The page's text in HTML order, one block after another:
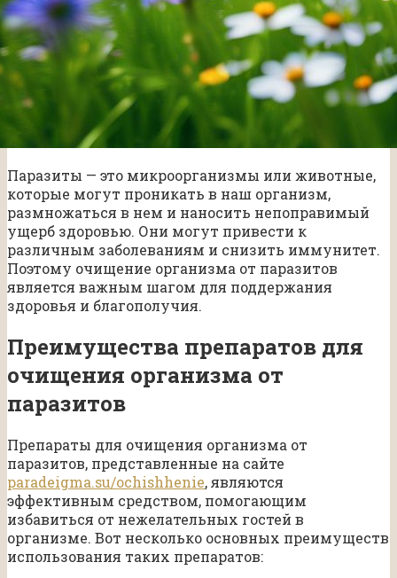
Паразиты — это микроорганизмы или животные,
которые могут проникать в наш организм,
размножаться в нем и наносить непоправимый
ущерб здоровью. Они могут привести к
различным заболеваниям и снизить иммунитет.
Поэтому очищение организма от паразитов
является важным шагом для поддержания
здоровья и благополучия.
Преимущества препаратов для
очищения организма от
паразитов
Препараты для очищения организма от
паразитов, представленные на сайте
paradeigma.su/ochishhenie, являются
эффективным средством, помогающим
избавиться от нежелательных гостей в
организме. Вот несколько основных преимуществ
использования таких препаратов: